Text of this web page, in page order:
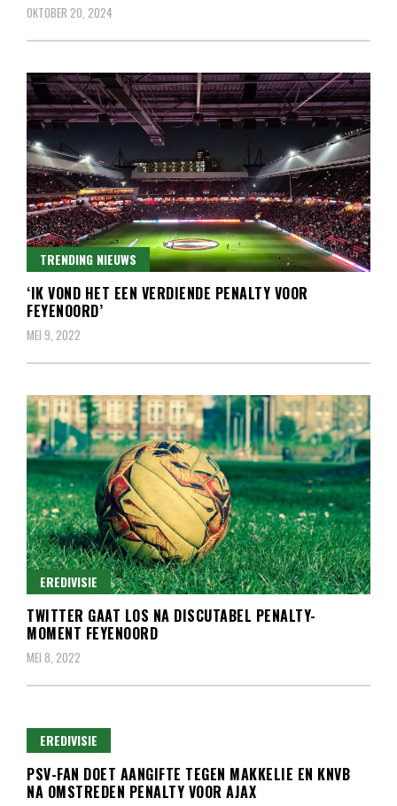
OKTOBER 20, 2024
TRENDING NIEUWS
‘IK VOND HET EEN VERDIENDE PENALTY VOOR
FEYENOORD’
MEI 9, 2022
EREDIVISIE
TWITTER GAAT LOS NA DISCUTABEL PENALTY-
MOMENT FEYENOORD
MEI 8, 2022
EREDIVISIE
PSV-FAN DOET AANGIFTE TEGEN MAKKELIE EN KNVB
NA OMSTREDEN PENALTY VOOR AJAX